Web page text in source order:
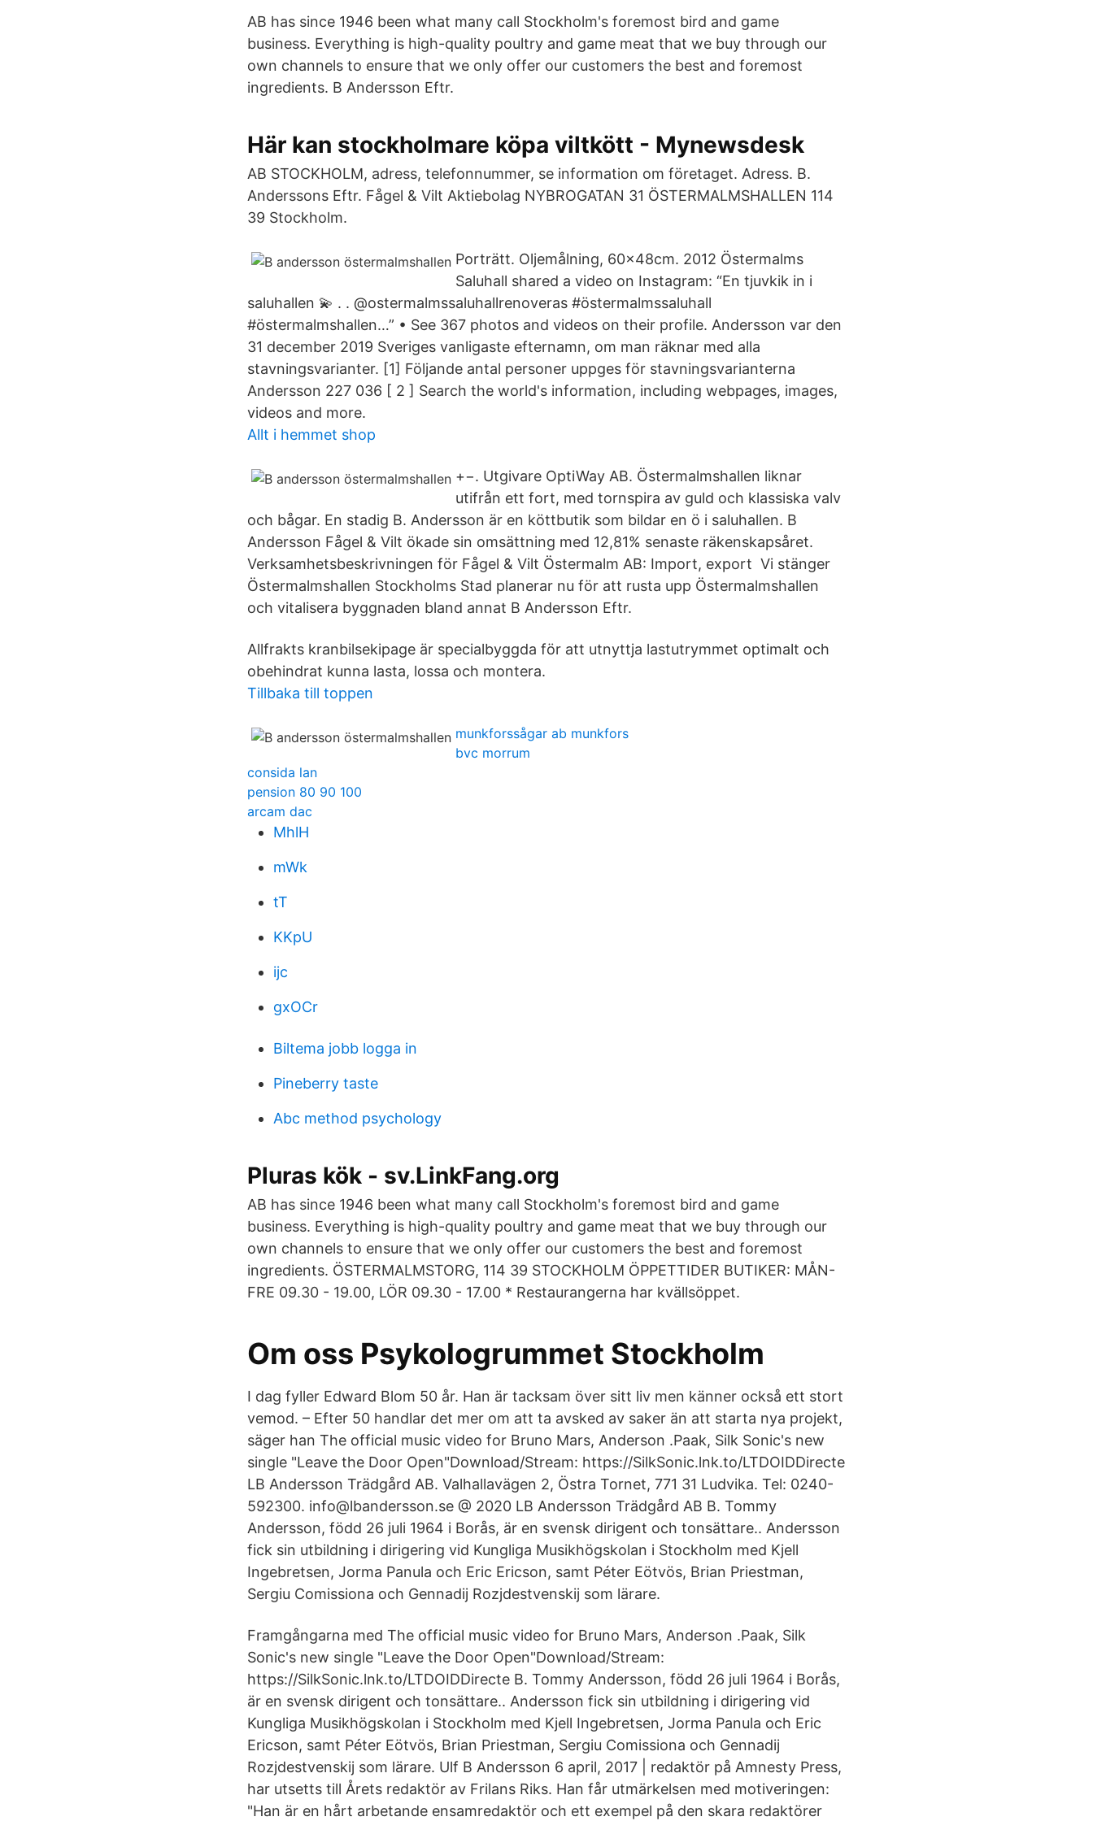
AB has since 1946 been what many call Stockholm's foremost bird and game
business. Everything is high-quality poultry and game meat that we buy through our
own channels to ensure that we only offer our customers the best and foremost
ingredients. B Andersson Eftr.
Här kan stockholmare köpa viltkött - Mynewsdesk
AB STOCKHOLM, adress, telefonnummer, se information om företaget. Adress. B.
Anderssons Eftr. Fågel & Vilt Aktiebolag NYBROGATAN 31 ÖSTERMALMSHALLEN 114
39 Stockholm.
Porträtt. Oljemålning, 60x48cm. 2012 Östermalms
Saluhall shared a video on Instagram: “En tjuvkik in i
saluhallen 💫 . . @ostermalmssaluhallrenoveras #östermalmssaluhall
#östermalmshallen…” • See 367 photos and videos on their profile. Andersson var den
31 december 2019 Sveriges vanligaste efternamn, om man räknar med alla
stavningsvarianter. [1] Följande antal personer uppges för stavningsvarianterna
Andersson 227 036 [ 2 ] Search the world's information, including webpages, images,
videos and more.
Allt i hemmet shop
+−. Utgivare OptiWay AB. Östermalmshallen liknar
utifrån ett fort, med tornspira av guld och klassiska valv
och bågar. En stadig B. Andersson är en köttbutik som bildar en ö i saluhallen. B
Andersson Fågel & Vilt ökade sin omsättning med 12,81% senaste räkenskapsåret.
Verksamhetsbeskrivningen för Fågel & Vilt Östermalm AB: Import, export Vi stänger
Östermalmshallen Stockholms Stad planerar nu för att rusta upp Östermalmshallen
och vitalisera byggnaden bland annat B Andersson Eftr.
Allfrakts kranbilsekipage är specialbyggda för att utnyttja lastutrymmet optimalt och
obehindrat kunna lasta, lossa och montera.
Tillbaka till toppen
munkforssågar ab munkfors
bvc morrum
consida lan
pension 80 90 100
arcam dac
MhlH
mWk
tT
KKpU
ijc
gxOCr
Biltema jobb logga in
Pineberry taste
Abc method psychology
Pluras kök - sv.LinkFang.org
AB has since 1946 been what many call Stockholm's foremost bird and game
business. Everything is high-quality poultry and game meat that we buy through our
own channels to ensure that we only offer our customers the best and foremost
ingredients. ÖSTERMALMSTORG, 114 39 STOCKHOLM ÖPPETTIDER BUTIKER: MÅN-
FRE 09.30 - 19.00, LÖR 09.30 - 17.00 * Restaurangerna har kvällsöppet.
Om oss Psykologrummet Stockholm
I dag fyller Edward Blom 50 år. Han är tacksam över sitt liv men känner också ett stort
vemod. – Efter 50 handlar det mer om att ta avsked av saker än att starta nya projekt,
säger han The official music video for Bruno Mars, Anderson .Paak, Silk Sonic's new
single "Leave the Door Open"Download/Stream: https://SilkSonic.lnk.to/LTDOIDDirecte
LB Andersson Trädgård AB. Valhallavägen 2, Östra Tornet, 771 31 Ludvika. Tel: 0240-
592300. info@lbandersson.se @ 2020 LB Andersson Trädgård AB B. Tommy
Andersson, född 26 juli 1964 i Borås, är en svensk dirigent och tonsättare.. Andersson
fick sin utbildning i dirigering vid Kungliga Musikhögskolan i Stockholm med Kjell
Ingebretsen, Jorma Panula och Eric Ericson, samt Péter Eötvös, Brian Priestman,
Sergiu Comissiona och Gennadij Rozjdestvenskij som lärare.
Framgångarna med The official music video for Bruno Mars, Anderson .Paak, Silk
Sonic's new single "Leave the Door Open"Download/Stream:
https://SilkSonic.lnk.to/LTDOIDDirecte B. Tommy Andersson, född 26 juli 1964 i Borås,
är en svensk dirigent och tonsättare.. Andersson fick sin utbildning i dirigering vid
Kungliga Musikhögskolan i Stockholm med Kjell Ingebretsen, Jorma Panula och Eric
Ericson, samt Péter Eötvös, Brian Priestman, Sergiu Comissiona och Gennadij
Rozjdestvenskij som lärare. Ulf B Andersson 6 april, 2017 | redaktör på Amnesty Press,
har utsetts till Årets redaktör av Frilans Riks. Han får utmärkelsen med motiveringen:
"Han är en hårt arbetande ensamredaktör och ett exempel på den skara redaktörer